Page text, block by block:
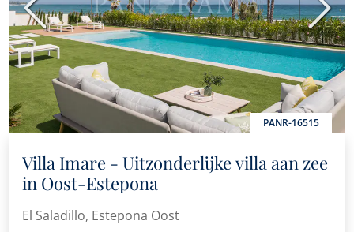
PANR-16515
Vorige
Villa Imare - Uitzonderlijke villa aan zee
in Oost-Estepona
El Saladillo, Estepona Oost